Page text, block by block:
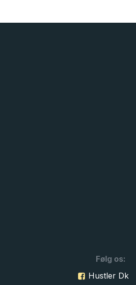
Følg os:
Hustler Dk